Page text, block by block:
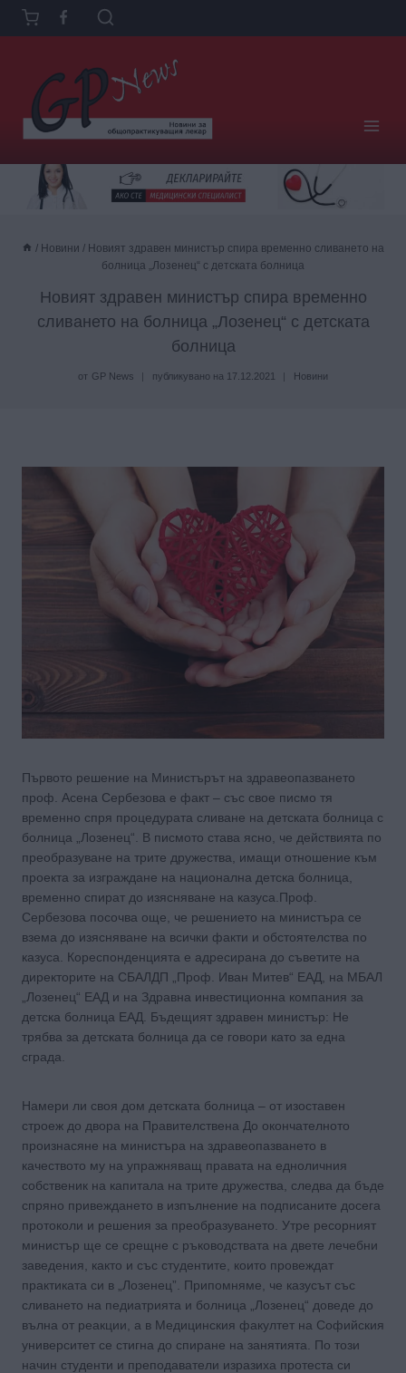
Към
съдържанието
/ Новини / Новият здравен министър спира временно сливането на
болница „Лозенец“ с детската болница
Новият здравен министър спира временно
сливането на болница „Лозенец“ с детската
болница
от GP News публикувано на 17.12.2021 Новини
Първото решение на Министърът на здравеопазването
проф. Асена Сербезова е факт – със свое писмо тя
временно спря процедурата сливане на детската болница с
болница „Лозенец“. В писмото става ясно, че действията по
преобразуване на трите дружества, имащи отношение към
проекта за изграждане на национална детска болница,
временно спират до изясняване на казуса.Проф.
Сербезова посочва още, че решението на министъра се
взема до изясняване на всички факти и обстоятелства по
казуса. Кореспонденцията е адресирана до съветите на
директорите на СБАЛДП „Проф. Иван Митев“ ЕАД, на МБАЛ
„Лозенец“ ЕАД и на Здравна инвестиционна компания за
детска болница ЕАД. Бъдещият здравен министър: Не
трябва за детската болница да се говори като за една
сграда.
Намери ли своя дом детската болница – от изоставен
строеж до двора на Правителствена До окончателното
произнасяне на министъра на здравеопазването в
качеството му на упражняващ правата на едноличния
собственик на капитала на трите дружества, следва да бъде
спряно привеждането в изпълнение на подписаните досега
протоколи и решения за преобразуването. Утре ресорният
министър ще се срещне с ръководствата на двете лечебни
заведения, както и със студентите, които провеждат
практиката си в „Лозенец”. Припомняме, че казусът със
сливането на педиатрията и болница „Лозенец“ доведе до
вълна от реакции, а в Медицинския факултет на Софийския
университет се стигна до спиране на занятията. По този
начин студенти и преподаватели изразиха протеста си